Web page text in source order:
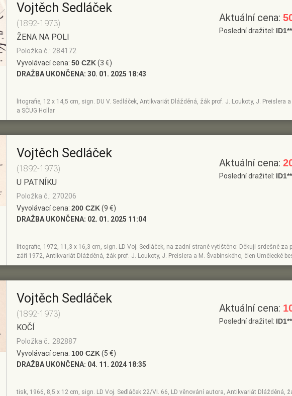
Vojtěch Sedláček
(1892-1973)
ŽENA NA POLI
Položka č.: 284172
Vyvolávací cena: 50 CZK(3 €)
DRAŽBA UKONČENA: 30. 01. 2025 18:43
litografie, 12 x 14,5 cm, sign. DU V. Sedláček, Antikvariát Dlážděná, žák prof. J. Loukoty, J. Preislera
a SČUG Hollar
Aktuální cena:
Poslední dražitel:
Vojtěch Sedláček
(1892-1973)
U PATNÍKU
Položka č.: 270206
Vyvolávací cena: 200 CZK(9 €)
DRAŽBA UKONČENA: 02. 01. 2025 11:04
litografie, 1972, 11,3 x 16,3 cm, sign. LD Voj. Sedláček, na zadní straně vytištěno: Děkuji srdešně
září 1972, Antikvariát Dlážděná, žák prof. J. Loukoty, J. Preislera a M. Švabinského, člen Umělecké
Aktuální cena:
Poslední dražitel:
Vojtěch Sedláček
(1892-1973)
KOČÍ
Položka č.: 282887
Vyvolávací cena: 100 CZK(5 €)
DRAŽBA UKONČENA: 04. 11. 2024 18:35
tisk, 1966, 8,5 x 12 cm, sign. LD Voj. Sedláček 22/VI. 66, LD věnování autora, Antikvariát Dlážděná,
Aktuální cena:
Poslední dražitel: